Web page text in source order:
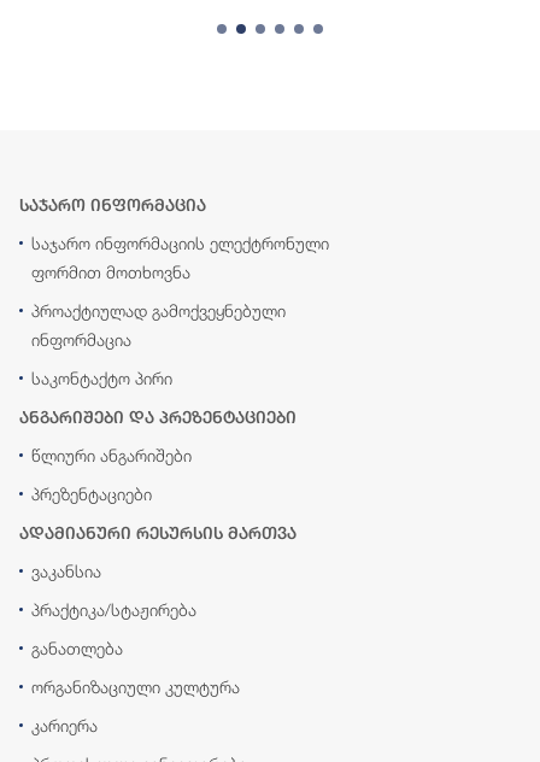
საჯარო ინფორმაცია
საჯარო ინფორმაციის ელექტრონული
ფორმით მოთხოვნა
პროაქტიულად გამოქვეყნებული
ინფორმაცია
საკონტაქტო პირი
ანგარიშები და პრეზენტაციები
წლიური ანგარიშები
პრეზენტაციები
ადამიანური რესურსის მართვა
ვაკანსია
პრაქტიკა/სტაჟირება
განათლება
ორგანიზაციული კულტურა
კარიერა